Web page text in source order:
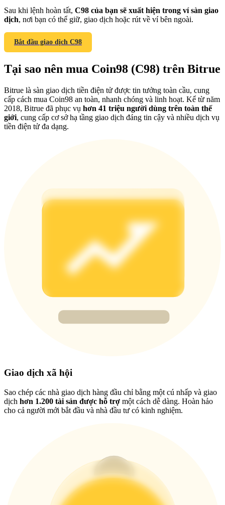
Giới thiệu
Mời một người bạn để nhận phần thưởng tiền mặt
BTC Welcome Rewards
Share 500000 CASHCAT prize pool
Register & Trade to Win 500,000 USDT
USDT New User Exclusive 10% APR
BTC New User Exclusive: 6.5% APR
BTC Flexible Staking | Daily Rewards
Sau khi lệnh hoàn tất, C98 của bạn sẽ xuất hiện trong ví sàn giao
dịch, nơi bạn có thể giữ, giao dịch hoặc rút về ví bên ngoài.
Bắt đầu giao dịch C98
Tại sao nên mua Coin98 (C98) trên Bitrue
Bitrue là sàn giao dịch tiền điện tử được tin tưởng toàn cầu, cung
cấp cách mua Coin98 an toàn, nhanh chóng và linh hoạt. Kể từ năm
2018, Bitrue đã phục vụ hơn 41 triệu người dùng trên toàn thế
giới, cung cấp cơ sở hạ tầng giao dịch đáng tin cậy và nhiều dịch vụ
tiền điện tử đa dạng.
Giao dịch xã hội
Sao chép các nhà giao dịch hàng đầu chỉ bằng một cú nhấp và giao
dịch hơn 1.200 tài sản được hỗ trợ một cách dễ dàng. Hoàn hảo
cho cả người mới bắt đầu và nhà đầu tư có kinh nghiệm.